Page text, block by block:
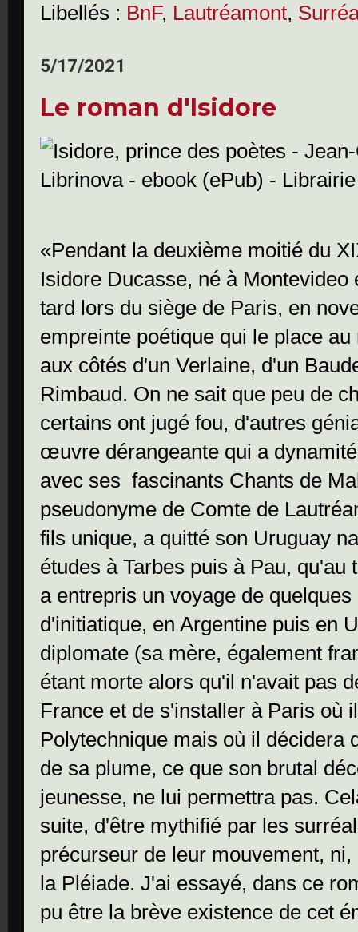
Libellés : BnF, Lautréamont,
5/17/2021
Le roman d'Isidore
«Pendant la deuxième moitié du
Isidore Ducasse, né à
tard lors du siège de Paris, en
empreinte poétique qui le place
aux côtés d'un Verlaine, d'un
Rimbaud. On ne sait que peu de
certains ont jugé fou, d'autres
œuvre dérangeante qui a
avec ses fascinants Chants de
pseudonyme de Comte de
fils unique, a quitté son Uruguay
études à Tarbes puis à Pau,
a entrepris un voyage de
d'initiatique, en Argentine puis en
diplomate (sa mère, également
étant morte alors qu'il n'avait pas
France et de s'installer à Paris où
Polytechnique mais où il décidera
de sa plume, ce que son brutal
jeunesse, ne lui permettra pas.
suite, d'être mythifié par les
précurseur de leur mouvement,
la Pléiade. J'ai essayé, dans ce
pu être la brève existence de cet